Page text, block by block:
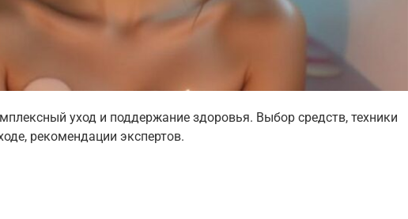
уход и поддержание здоровья. Выбор средств, техники
рекомендации экспертов.